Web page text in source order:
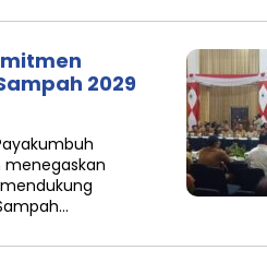
2029
menegaskan